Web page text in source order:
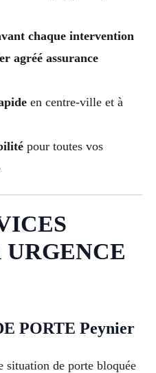
chaque intervention
agréé assurance
en centre-ville et à
pour toutes vos
PORTE Peynier
situation de porte bloquée